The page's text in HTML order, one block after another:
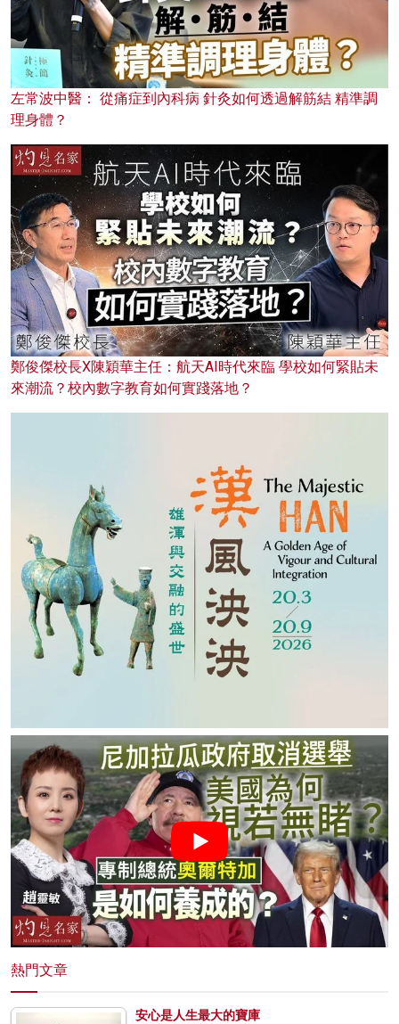
左常波中醫： 從痛症到內科病 針灸如何透過解筋結 精準調
理身體？
鄭俊傑校長X陳穎華主任：航天AI時代來臨 學校如何緊貼未
來潮流？校內數字教育如何實踐落地？
熱門文章
安心是人生最大的寶庫